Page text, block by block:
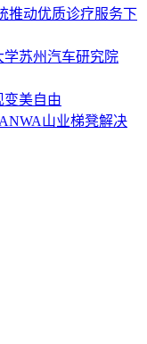
推动优质诊疗服务下
苏州汽车研究院
变美自由
山业梯凳解决